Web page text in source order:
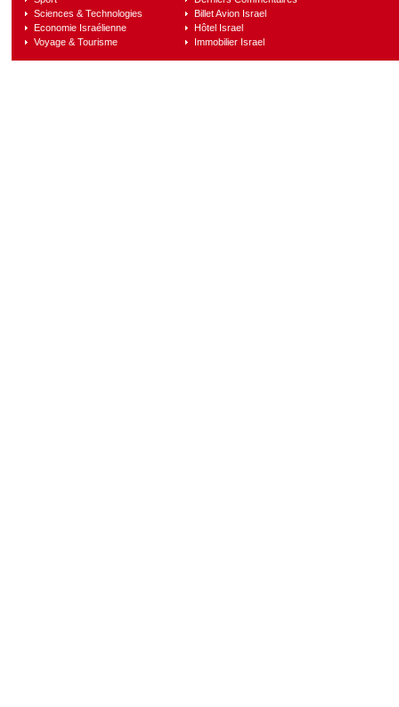
Sciences & Technologies
Economie Israélienne
Voyage & Tourisme
Billet Avion Israel
Hôtel Israel
Immobilier Israel